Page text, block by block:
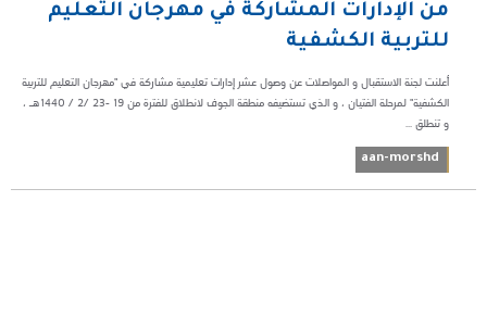
من الإدارات المشاركة في مهرجان التعليم
للتربية الكشفية
أعلنت لجنة الاستقبال و المواصلات عن وصول عشر إدارات تعليمية مشاركة في "مهرجان التعليم للتربية
الكشفية" لمرحلة الفتيان ، و الذي تستضيفه منطقة الجوف لانطلاق للفترة من 19 -23 /2 / 1440هـ ،
و تنطلق ...
aan-morshd